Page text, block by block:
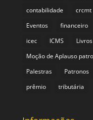
contabilidade
crcmt
Eventos
financeiro
icec
ICMS Livros
Moção de Aplauso
Palestras
Patronos
prêmio
tributária